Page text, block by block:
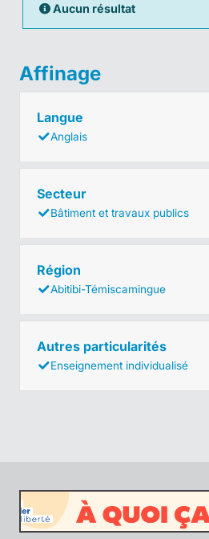
Aucun résultat
Affinage
Langue
Anglais
Secteur
Bâtiment et travaux publics
Région
Abitibi-Témiscamingue
Autres particularités
Enseignement individualisé